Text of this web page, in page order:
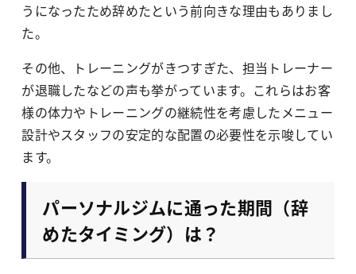
うになったため辞めたという前向きな理由もありまし
た。
その他、トレーニングがきつすぎた、担当トレーナー
が退職したなどの声も挙がっています。これらはお客
様の体力やトレーニングの継続性を考慮したメニュー
設計やスタッフの安定的な配置の必要性を示唆してい
ます。
パーソナルジムに通った期間（辞
めたタイミング）は？